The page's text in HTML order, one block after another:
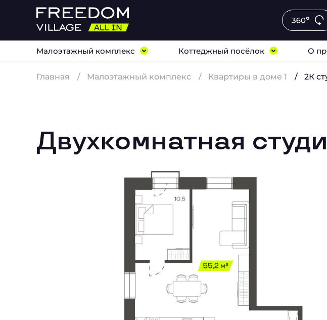
Малоэтажный комплекс Коттеджный посёлок О
Главная Малоэтажный комплекс Квартиры в доме 1 2К
Двухкомнатная